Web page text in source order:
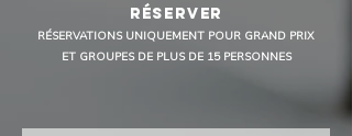
RÉSERVER
RÉSERVATIONS UNIQUEMENT POUR GRAND PRIX
ET GROUPES DE PLUS DE 15 PERSONNES